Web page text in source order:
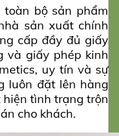
toàn bộ sản phẩm
sản xuất chính
cấp đầy đủ giấy
và giấy phép kinh
uy tín và sự
luôn đặt lên hàng
tình trạng trộn
cho khách.